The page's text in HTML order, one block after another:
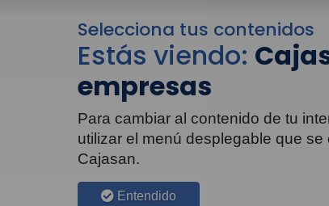
Selecciona tus contenidos
Estás viendo:
empresas
Para cambiar al contenido de tu
utilizar el menú desplegable que
Cajasan.
Entendido